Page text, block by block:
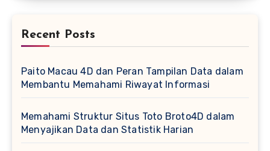
Recent Posts
Paito Macau 4D dan Peran Tampilan Data dalam
Membantu Memahami Riwayat Informasi
Memahami Struktur Situs Toto Broto4D dalam
Menyajikan Data dan Statistik Harian